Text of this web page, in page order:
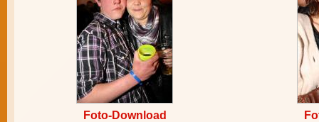
Foto-Download